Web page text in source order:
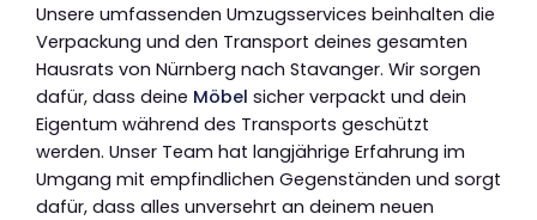
Unsere umfassenden Umzugsservices beinhalten die
Verpackung und den Transport deines gesamten
Hausrats von Nürnberg nach Stavanger. Wir sorgen
dafür, dass deine Möbel sicher verpackt und dein
Eigentum während des Transports geschützt
werden. Unser Team hat langjährige Erfahrung im
Umgang mit empfindlichen Gegenständen und sorgt
dafür, dass alles unversehrt an deinem neuen